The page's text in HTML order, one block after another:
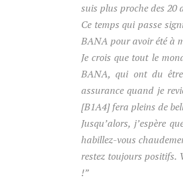
suis plus proche des 20
Ce temps qui passe
BANA pour avoir été à
Je crois que tout le
BANA, qui ont du
assurance quand je
[B1A4] fera pleins de
Jusqu’alors, j’espère
habillez-vous
restez toujours positifs.
!”